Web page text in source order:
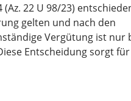
22 U 98/23)
gelten und nach den
Vergütung ist nur
Entscheidung sorgt